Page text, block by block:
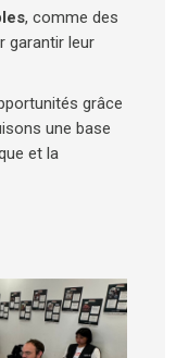
, comme des
garantir leur
grâce
une base
et la